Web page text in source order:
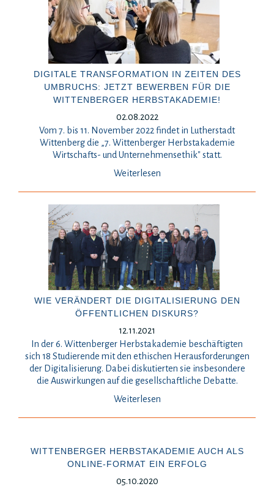
DIGITALE TRANSFORMATION IN ZEITEN DES
UMBRUCHS: JETZT BEWERBEN FÜR DIE
WITTENBERGER HERBSTAKADEMIE!
02.08.2022
Vom 7. bis 11. November 2022 findet in Lutherstadt
Wittenberg die „7. Wittenberger Herbstakademie
Wirtschafts- und Unternehmensethik" statt.
Weiterlesen
WIE VERÄNDERT DIE DIGITALISIERUNG DEN
ÖFFENTLICHEN DISKURS?
12.11.2021
In der 6. Wittenberger Herbstakademie beschäftigten
sich 18 Studierende mit den ethischen Herausforderungen
der Digitalisierung. Dabei diskutierten sie insbesondere
die Auswirkungen auf die gesellschaftliche Debatte.
Weiterlesen
WITTENBERGER HERBSTAKADEMIE AUCH ALS
ONLINE-FORMAT EIN ERFOLG
05.10.2020